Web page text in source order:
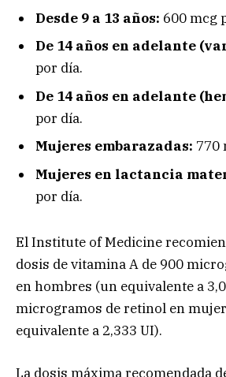
Desde 9 a 13 años: 600 mcg
De 14 años en adelante
por día.
De 14 años en adelante
por día.
Mujeres embarazadas: 770
Mujeres en lactancia
por día.
El Institute of Medicine
dosis de vitamina A de 900
en hombres (un equivalente a
microgramos de retinol en
equivalente a 2,333 UI).
La dosis máxima recomendada